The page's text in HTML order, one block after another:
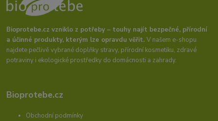
Bioprotebe.cz vzniklo z potřeby – touhy najít bezpečné, přírodní
a účinné produkty, kterým lze opravdu věřit.V našem e-shopu
najdete pečlivě vybrané doplňky stravy, přírodní kosmetiku, zdravé
potraviny i ekologické prostředky do domácnosti a zahrady.
Bioprotebe.cz
Obchodní podmínky